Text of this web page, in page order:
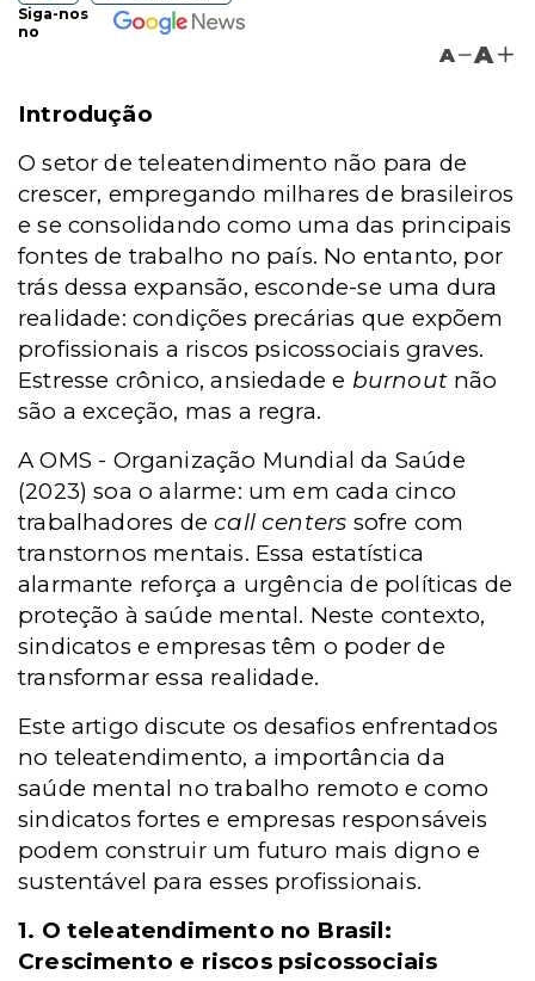
Siga-nos
no
A A
Introdução
O setor de teleatendimento não para de
crescer, empregando milhares de brasileiros
e se consolidando como uma das principais
fontes de trabalho no país. No entanto, por
trás dessa expansão, esconde-se uma dura
realidade: condições precárias que expõem
profissionais a riscos psicossociais graves.
Estresse crônico, ansiedade e burnoutnão
são a exceção, mas a regra.
AOMS - Organização Mundial da Saúde
(2023) soa o alarme: um em cada cinco
trabalhadores decall centers sofre com
transtornos mentais. Essa estatística
alarmante reforça a urgência de políticas de
proteção à saúde mental. Neste contexto,
sindicatos e empresas têm o poder de
transformar essa realidade.
Este artigo discute os desafios enfrentados
no teleatendimento, a importância da
saúde mental no trabalho remoto e como
sindicatos fortes e empresas responsáveis
podem construir um futuro mais digno e
sustentável para esses profissionais.
1. O teleatendimento no Brasil:
Crescimento e riscos psicossociais